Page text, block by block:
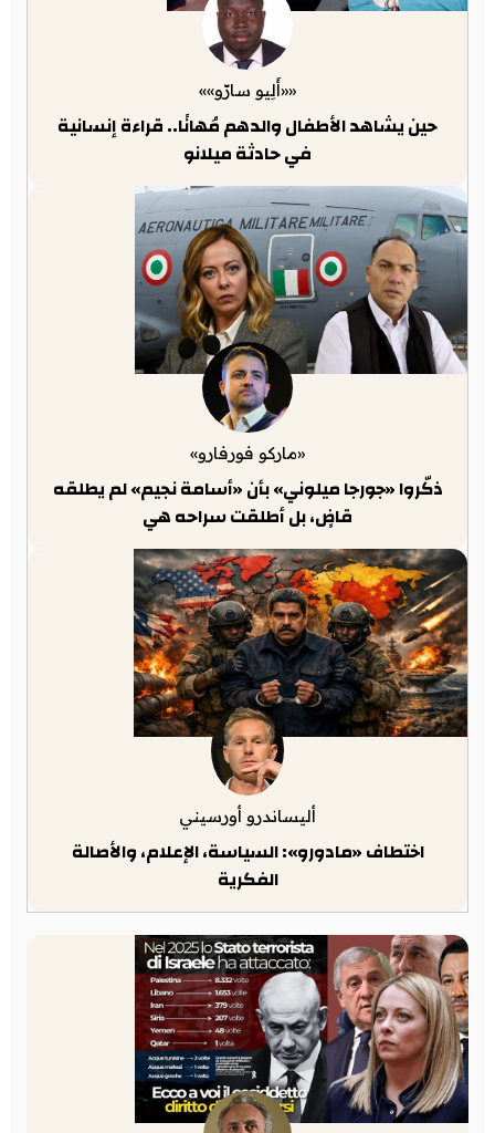
««أَلِيو سارّو»»
حين يشاهد الأطفال والدهم مُهانًا.. قراءة إنسانية
في حادثة ميلانو
«ماركو فورفارو»
ذكّروا «جورجا ميلوني» بأن «أسامة نجيم» لم يطلقه
قاضٍ، بل أطلقت سراحه هي
أليساندرو أورسيني
اختطاف «مادورو»: السياسة، الإعلام، والأصالة
الفكرية